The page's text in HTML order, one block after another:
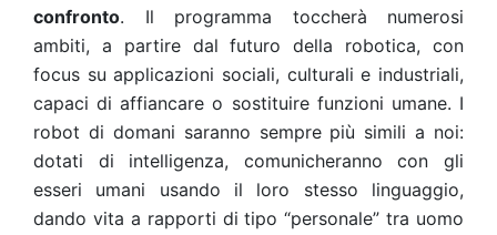
confronto. Il programma toccherà numerosi
ambiti, a partire dal futuro della robotica, con
focus su applicazioni sociali, culturali e industriali,
capaci di affiancare o sostituire funzioni umane. I
robot di domani saranno sempre più simili a noi:
dotati di intelligenza, comunicheranno con gli
esseri umani usando il loro stesso linguaggio,
dando vita a rapporti di tipo “personale” tra uomo